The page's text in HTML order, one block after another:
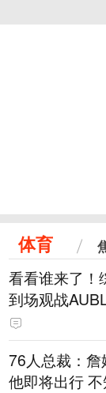
体育
看看谁来了！
到场观战
76人总裁：
他即将出行